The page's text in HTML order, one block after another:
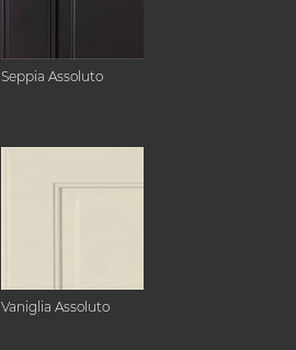
Seppia Assoluto
Vaniglia Assoluto